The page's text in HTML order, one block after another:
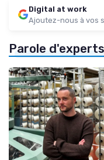
Digital at work
Ajoutez-nous à vos
Parole d'experts